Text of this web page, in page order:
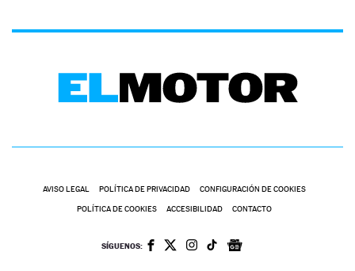
AVISO LEGAL POLÍTICA DE PRIVACIDAD CONFIGURACIÓN DE COOKIES
POLÍTICA DE COOKIES ACCESIBILIDAD CONTACTO
SÍGUENOS: